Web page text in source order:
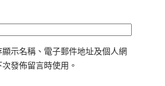
顯示名稱、電子郵件地址及個人網
發佈留言時使用。